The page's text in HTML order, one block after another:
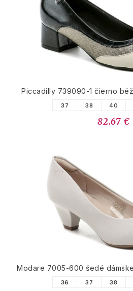
Piccadilly 739090-1 čierno
37 38 40
82.67 €
Modare 7005-600 šedé
36 37 38